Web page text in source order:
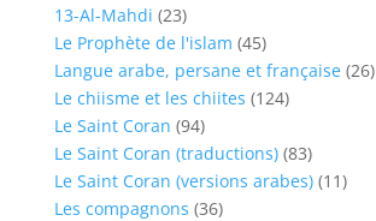
13-Al-Mahdi (23)
Le Prophète de l'islam (45)
Langue arabe, persane et française (26)
Le chiisme et les chiites (124)
Le Saint Coran (94)
Le Saint Coran (traductions) (83)
Le Saint Coran (versions arabes) (11)
Les compagnons (36)